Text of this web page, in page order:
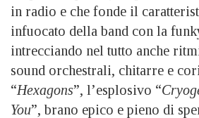
in radio e che fonde il
infuocato della band con la
intrecciando nel tutto anche
sound orchestrali, chitarre e
“Hexagons”, l’esplosivo “
You”, brano epico e pieno di